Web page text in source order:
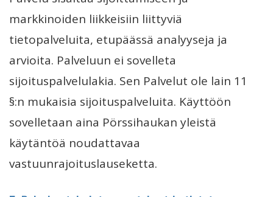
markkinoiden liikkeisiin liittyviä
tietopalveluita, etupäässä analyyseja ja
arvioita. Palveluun ei sovelleta
sijoituspalvelulakia. Sen Palvelut ole lain 11
§:n mukaisia sijoituspalveluita. Käyttöön
sovelletaan aina Pörssihaukan yleistä
käytäntöä noudattavaa
vastuunrajoituslauseketta.